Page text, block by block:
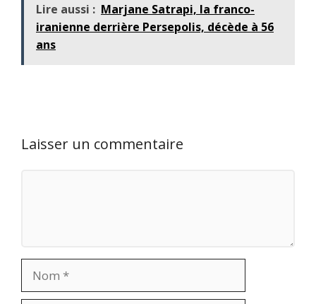
Lire aussi : Marjane Satrapi, la franco-
iranienne derrière Persepolis, décède à 56
ans
Laisser un commentaire